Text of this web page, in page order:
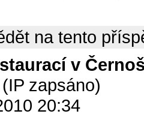
na tento
v
(IP zapsáno)
20:34